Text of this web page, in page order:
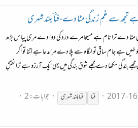
تجھ سے غمِ زندگی مٹا دے-فناؔ بلند شہری
مٹا دے ترا نام ہے مسیحا مرے درد کی دوا دے مری پیاس بڑھ
ہے جام ساقی تو نگاہ سے پلا دے مرا مدعا ہے اتنا تو اگر
بندگی سکھا دے مجھے شوقِ بندگی میں یہی ایک آرزو ہے ترا نقشِ
فنا فنابلند شہری
جوابات: 2